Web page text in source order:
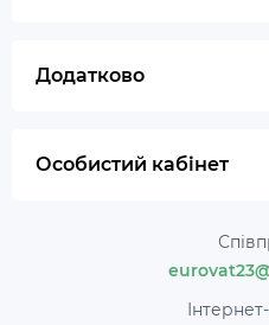
Додатково
Особистий кабінет